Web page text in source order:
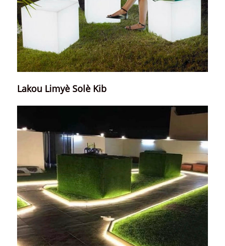
Lakou Limyè Solè Kib